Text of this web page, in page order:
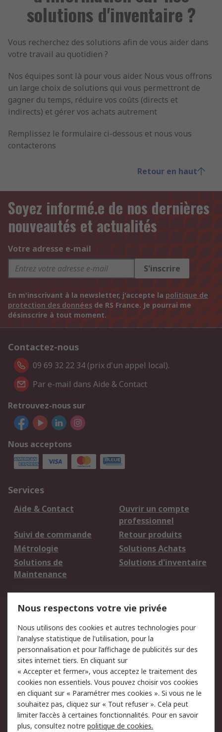
solutions d'inventaire ?
Vous recherchez des solutions afin de vous aider dans
votre travail au quotidien ?
Nos équipes sont là pour vous aider. Nous vous offrons
un large choix de solutions qui vous permettront de
gagner du temps, réduire vos coûts (directs et
indirects) et gérer vos achats autrement
Remplissez le formulaire ci-dessous et nous vous
contacterons
Retour en haut
Soyez informé.e de nos dernières
nouveautés et actualités
Votre adresse e-mail
S'inscrire
En m'inscrivant à la newsletter, j'accepte la politique de
protection des données de RS France. Je pourrai me
désinscrire à tout moment.
Contactez-nous
09 69 32 22 34 (prix d'un appel local).
Par e-mail dans Aide & Contact
Retrouvez-nous sur
Nous acceptons
Services
Aide & Contact
Ouvrir un compte
professionnel
Suivi de commande
Retour produits
Métrologie
Solutions Achats
Solutions de
Maintenance
Solutions d'inventaire
du site
Politique de protection
des données - Mise à
jour
Sécurité des E-mails
Conditions générales
de vente
Politique anti-
corruption
Campagnes marketing
Nous respectons votre vie privée
Nous utilisons des cookies et autres technologies pour
l'analyse statistique de l'utilisation, pour la
personnalisation et pour l’affichage de publicités sur des
sites internet tiers. En cliquant sur
« Accepter et fermer», vous acceptez le traitement des
cookies non essentiels. Vous pouvez choisir vos cookies
en cliquant sur « Paramétrer mes cookies ». Si vous ne le
souhaitez pas, cliquez sur « Tout refuser ». Cela peut
limiter l’accès à certaines fonctionnalités. Pour en savoir
plus, consultez notre politique de cookies.